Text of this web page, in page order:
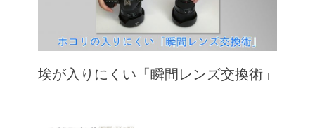
埃が入りにくい「瞬間レンズ交換術」